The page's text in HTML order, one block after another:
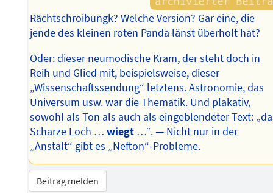
Rächtschroibungk? Welche Version? Gar eine, die
jende des kleinen roten Panda länst überholt hat?
Oder: dieser neumodische Kram, der steht doch in
Reih und Glied mit, beispielsweise, dieser
„Wissenschaftssendung“ letztens. Astronomie, das
Universum usw. war die Thematik. Und plakativ,
sowohl als Ton als auch als eingeblendeter Text:
Scharze Loch …wiegt …“. — Nicht nur in der
„Anstalt“ gibt es „Nefton“-Probleme.
Beitrag melden